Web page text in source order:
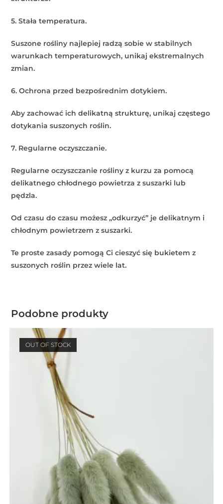
5. Stała temperatura.
Suszone rośliny najlepiej radzą sobie w stabilnych
warunkach temperaturowych, unikaj ekstremalnych
zmian.
6. Ochrona przed bezpośrednim dotykiem.
Aby zachować ich delikatną strukturę, unikaj częstego
dotykania suszonych roślin.
7. Regularne oczyszczanie.
Regularne oczyszczanie rośliny z kurzu za pomocą
delikatnego chłodnego powietrza z suszarki lub
pędzla.
Od czasu do czasu możesz „odkurzyć” je delikatnym i
chłodnym powietrzem z suszarki.
Te proste zasady pomogą Ci cieszyć się bukietem z
suszonych roślin przez wiele lat.
Podobne produkty
OUT OF STOCK